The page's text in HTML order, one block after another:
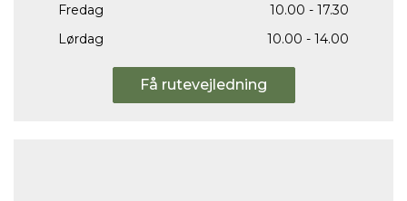
Fredag
10.00 - 17.30
Lørdag
10.00 - 14.00
Få rutevejledning